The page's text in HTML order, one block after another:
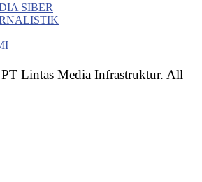
SIBER
Lintas Media Infrastruktur. All